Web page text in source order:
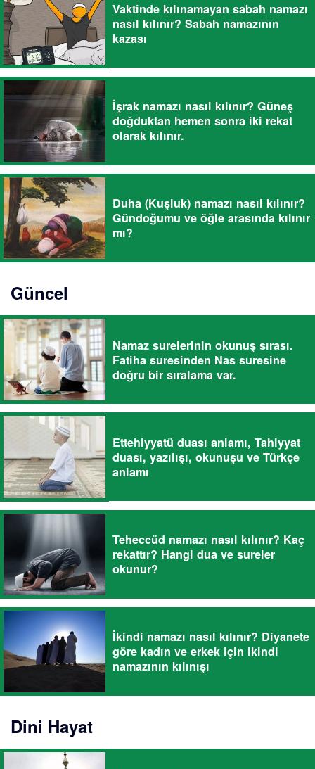
Vaktinde kılınamayan sabah namazı
nasıl kılınır? Sabah namazının
kazası
İşrak namazı nasıl kılınır? Güneş
doğduktan hemen sonra iki rekat
olarak kılınır.
Duha (Kuşluk) namazı nasıl kılınır?
Gündoğumu ve öğle arasında kılınır
mı?
Güncel
Namaz surelerinin okunuş sırası.
Fatiha suresinden Nas suresine
doğru bir sıralama var.
Ettehiyyatü duası anlamı, Tahiyyat
duası, yazılışı, okunuşu ve Türkçe
anlamı
Teheccüd namazı nasıl kılınır? Kaç
rekattır? Hangi dua ve sureler
okunur?
İkindi namazı nasıl kılınır? Diyanete
göre kadın ve erkek için ikindi
namazının kılınışı
Dini Hayat